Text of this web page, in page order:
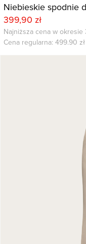
Niebieskie spodnie
399,90 zł
Najniższa cena w
Cena regularna: 499.90 zł